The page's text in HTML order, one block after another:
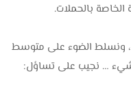
الخاصة بالحملات.
ونسلط الضوء على متوسط
شيء … نجيب على تساؤل: